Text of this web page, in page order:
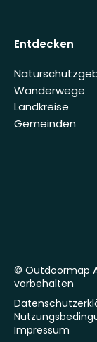
Entdecken
Wanderwege
Landkreise
Gemeinden
© Outdoormap
vorbehalten
Impressum